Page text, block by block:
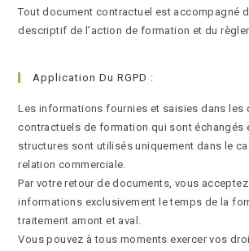
Tout document contractuel est accompagné
descriptif de l’action de formation et du
Application Du RGPD :
Les informations fournies et saisies dans les
contractuels de formation qui sont échangés
structures sont utilisés uniquement dans le
relation commerciale.
Par votre retour de documents, vous
informations exclusivement le temps de la
traitement amont et aval.
Vous pouvez à tous moments exercer vos